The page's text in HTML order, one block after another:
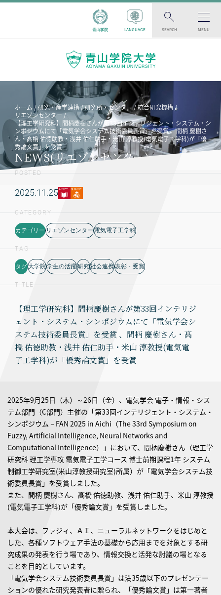
青山学院 LANGUAGE SEARCH MENU
ホーム 研究・産学連携 研究所・センター
統合研究機構
リエゾンセンター
【理工学研究科】間柄慶樹さんが第33回インテリジェント・システム・シ
ンポジウムにて「電気学会システム技術委員長賞」を受賞 、間柄 慶樹さ
ん・髙橋 佑徳助教・浅井 佑仁助手・米山 淳教授(電気電子工学科)が「優
秀論文賞」を受賞
NEWS(リエゾンセンター)
POSTED
2025.11.25
CATEGORY
カテゴリー リエゾンセンター電気電子工学科
TAG
タグ大学院学生の活躍研究社会連携表彰・受賞
TITLE
【理工学研究科】間柄慶樹さんが第33回インテリジ
ェント・システム・シンポジウムにて「電気学会シ
ステム技術委員長賞」を受賞 、間柄 慶樹さん・髙
橋 佑徳助教・浅井 佑仁助手・米山 淳教授(電気電
子工学科)が「優秀論文賞」を受賞
2025年9月25日（木）～26日（金）、電気学会 電子・情報・シス
テム部門（C部門）主催の「第33回インテリジェント・システム・
シンポジウム－FAN 2025 in Aichi（The 33rd Symposium on
Fuzzy, Artificial Intelligence, Neural Networks and
Computational Intelligence）」において、間柄慶樹さん（理工学
研究科 理工学専攻 電気電子工学コース 博士前期課程1年 システム
制御工学研究室(米山淳教授研究室)所属）が「電気学会システム技
術委員長賞」を受賞しました。
また、間柄 慶樹さん、髙橋 佑徳助教、浅井 佑仁助手、米山 淳教授
(電気電子工学科)が「優秀論文賞」を受賞しました。
本大会は、ファジィ、ＡＩ、ニューラルネットワークをはじめと
した、各種ソフトウェア手法の基礎から応用までを対象とする研
究成果の発表を行う場であり、情報交換と活発な討議の場となる
ことを目的としています。
「電気学会システム技術委員長賞」は満35歳以下のプレゼンテー
ションの優れた研究発表者に贈られ、「優秀論文賞」は第一著者